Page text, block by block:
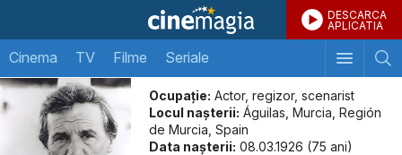
DESCARCA
APLICATIA
Cinema TV Filme Seriale
Ocupație: Actor, regizor, scenarist
Locul naşterii: Águilas, Murcia, Región
de Murcia, Spain
Data naşterii: 08.03.1926 (75 ani)